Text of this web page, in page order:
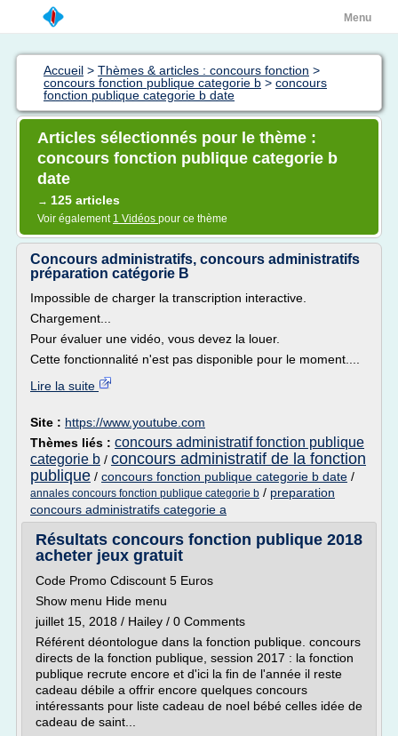
Menu
Accueil > Thèmes & articles : concours fonction >
concours fonction publique categorie b > concours
fonction publique categorie b date
Articles sélectionnés pour le thème :
concours fonction publique categorie b
date
→ 125 articles
Voir également 1 Vidéos pour ce thème
Concours administratifs, concours administratifs
préparation catégorie B
Impossible de charger la transcription interactive.
Chargement...
Pour évaluer une vidéo, vous devez la louer.
Cette fonctionnalité n'est pas disponible pour le moment....
Lire la suite
Site : https://www.youtube.com
Thèmes liés : concours administratif fonction publique
categorie b / concours administratif de la fonction
publique / concours fonction publique categorie b date /
annales concours fonction publique categorie b / preparation
concours administratifs categorie a
Résultats concours fonction publique 2018
acheter jeux gratuit
Code Promo Cdiscount 5 Euros
Show menu Hide menu
juillet 15, 2018 / Hailey / 0 Comments
Référent déontologue dans la fonction publique. concours
directs de la fonction publique, session 2017 : la fonction
publique recrute encore et d'ici la fin de l'année il reste
cadeau débile a offrir encore quelques concours
intéressants pour liste cadeau de noel bébé celles idée de
cadeau de saint...